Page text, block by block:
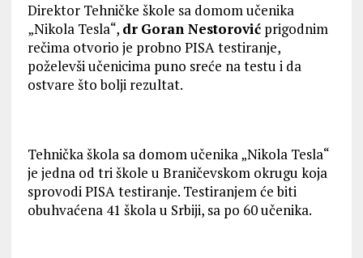
Direktor Tehničke škole sa domom učenika
„Nikola Tesla“, dr Goran Nestorovićprigodnim
rečima otvorio je probno PISA testiranje,
poželevši učenicima puno sreće na testu i da
ostvare što bolji rezultat.
Tehnička škola sa domom učenika „Nikola Tesla“
je jedna od tri škole u Braničevskom okrugu koja
sprovodi PISA testiranje. Testiranjem će biti
obuhvaćena 41 škola u Srbiji, sa po 60 učenika.